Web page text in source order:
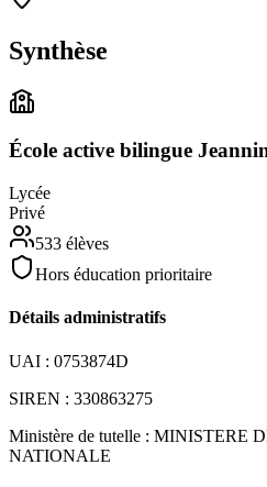
Synthèse
École active bilingue
Lycée
Privé
533 élèves
Hors éducation prioritaire
Détails administratifs
UAI : 0753874D
SIREN : 330863275
Ministère de tutelle : MINISTERE
NATIONALE